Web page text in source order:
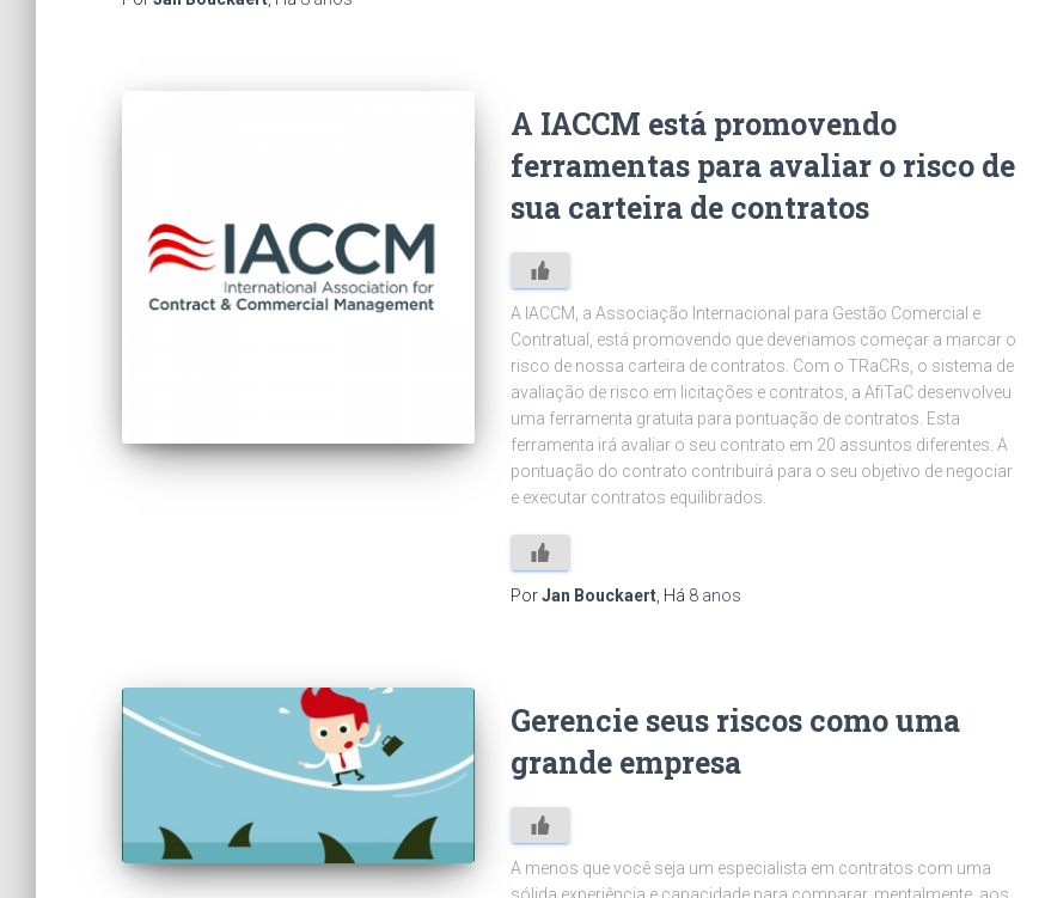
A IACCM está promovendo
ferramentas para avaliar o risco de
sua carteira de contratos
A IACCM, a Associação Internacional para Gestão Comercial e
Contratual, está promovendo que deveriamos começar a marcar o
risco de nossa carteira de contratos. Com o TRaCRs, o sistema de
avaliação de risco em licitações e contratos, a AfiTaC desenvolveu
uma ferramenta gratuita para pontuação de contratos. Esta
ferramenta irá avaliar o seu contrato em 20 assuntos diferentes. A
pontuação do contrato contribuirá para o seu objetivo de negociar
e executar contratos equilibrados.
PorJan Bouckaert , Há 8 anos
Gerencie seus riscos como uma
grande empresa
A menos que você seja um especialista em contratos com uma